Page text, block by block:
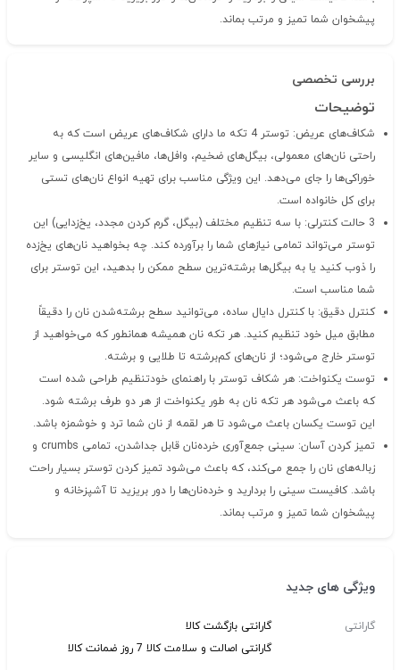
پیشخوان شما تمیز و مرتب بماند.
بررسی تخصصی
توضیحات
شکاف‌های عریض: توستر 4 تکه ما دارای شکاف‌های عریض است که به
راحتی نان‌های معمولی، بیگل‌های ضخیم، وافل‌ها، مافین‌های انگلیسی و سایر
خوراکی‌ها را جای می‌دهد. این ویژگی مناسب برای تهیه انواع نان‌های تستی
برای کل خانواده است.
3 حالت کنترلی: با سه تنظیم مختلف (بیگل، گرم کردن مجدد، یخ‌زدایی) این
توستر می‌تواند تمامی نیازهای شما را برآورده کند. چه بخواهید نان‌های یخ‌زده
را ذوب کنید یا به بیگل‌ها برشته‌ترین سطح ممکن را بدهید، این توستر برای
شما مناسب است.
کنترل دقیق: با کنترل دایال ساده، می‌توانید سطح برشته‌شدن نان را دقیقاً
مطابق میل خود تنظیم کنید. هر تکه نان همیشه همانطور که می‌خواهید از
توستر خارج می‌شود؛ از نان‌های کم‌برشته تا طلایی و برشته.
توست یکنواخت: هر شکاف توستر با راهنمای خودتنظیم طراحی شده است
که باعث می‌شود هر تکه نان به طور یکنواخت از هر دو طرف برشته شود.
این توست یکسان باعث می‌شود تا هر لقمه از نان شما ترد و خوشمزه باشد.
تمیز کردن آسان: سینی جمع‌آوری خرده‌نان قابل جداشدن، تمامی crumbs و
زباله‌های نان را جمع می‌کند، که باعث می‌شود تمیز کردن توستر بسیار راحت
باشد. کافیست سینی را بردارید و خرده‌نان‌ها را دور بریزید تا آشپزخانه و
پیشخوان شما تمیز و مرتب بماند.
ویژگی های جدید
گارانتی
گارانتی بازگشت کالا
گارانتی اصالت و سلامت کالا 7 روز ضمانت کالا